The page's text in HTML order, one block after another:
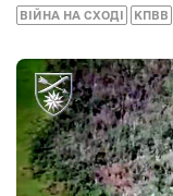
ВІЙНА НА СХОДІ КПВВ